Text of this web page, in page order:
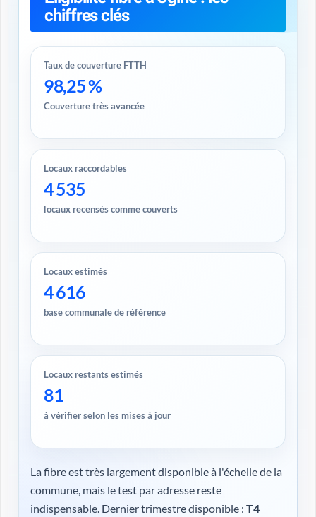
chiffres clés
Taux de couverture FTTH
98,25 %
Couverture très avancée
Locaux raccordables
4 535
locaux recensés comme couverts
Locaux estimés
4 616
base communale de référence
Locaux restants estimés
81
à vérifier selon les mises à jour
La fibre est très largement disponible à l'échelle de la
commune, mais le test par adresse reste
indispensable. Dernier trimestre disponible : T4